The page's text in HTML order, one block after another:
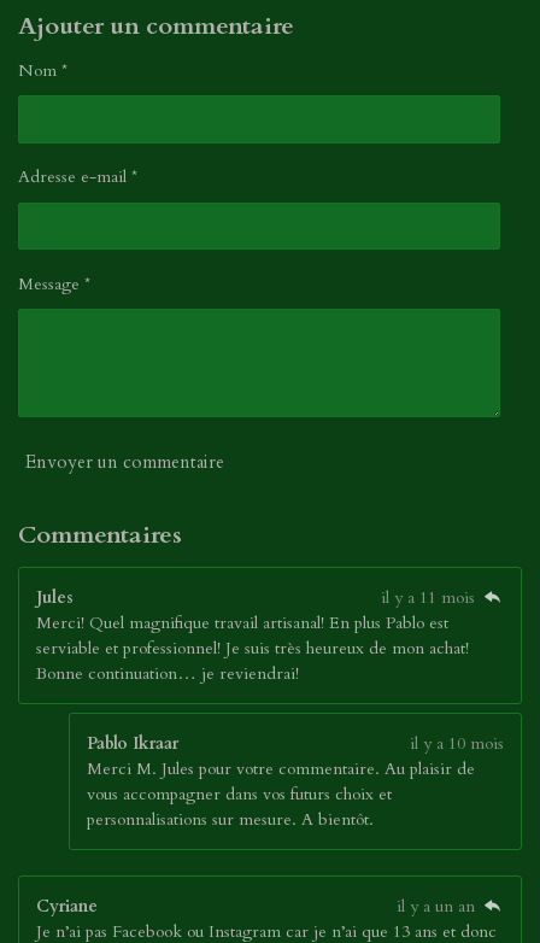
Ajouter un commentaire
Nom *
Adresse e-mail *
Message *
Envoyer un commentaire
Commentaires
Jules
il y a 11 mois
Merci! Quel magnifique travail artisanal! En plus Pablo est
serviable et professionnel! Je suis très heureux de mon achat!
Bonne continuation… je reviendrai!
Pablo Ikraar
il y a 10 mois
Merci M. Jules pour votre commentaire. Au plaisir de
vous accompagner dans vos futurs choix et
personnalisations sur mesure. A bientôt.
Cyriane
il y a un an
Je n’ai pas Facebook ou Instagram car je n’ai que 13 ans et donc